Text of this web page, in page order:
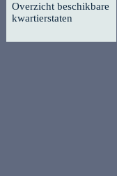
Overzicht beschikbare
kwartierstaten